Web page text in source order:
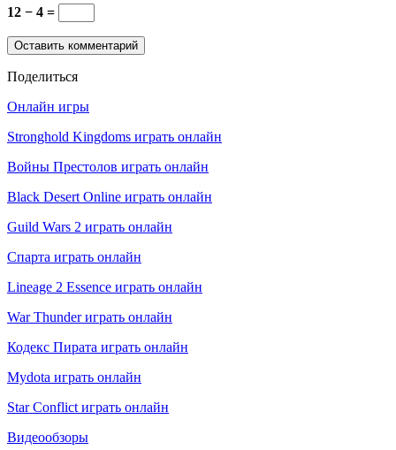
12 − 4 =
Поделиться
Онлайн игры
Stronghold Kingdoms играть онлайн
Войны Престолов играть онлайн
Black Desert Online играть онлайн
Guild Wars 2 играть онлайн
Спарта играть онлайн
Lineage 2 Essence играть онлайн
War Thunder играть онлайн
Кодекс Пирата играть онлайн
Mydota играть онлайн
Star Conflict играть онлайн
Видеообзоры